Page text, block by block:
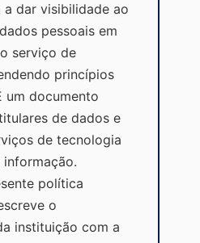
a dar visibilidade ao
pessoais em
serviço de
princípios
um documento
de dados e
de tecnologia
política
o
instituição com a